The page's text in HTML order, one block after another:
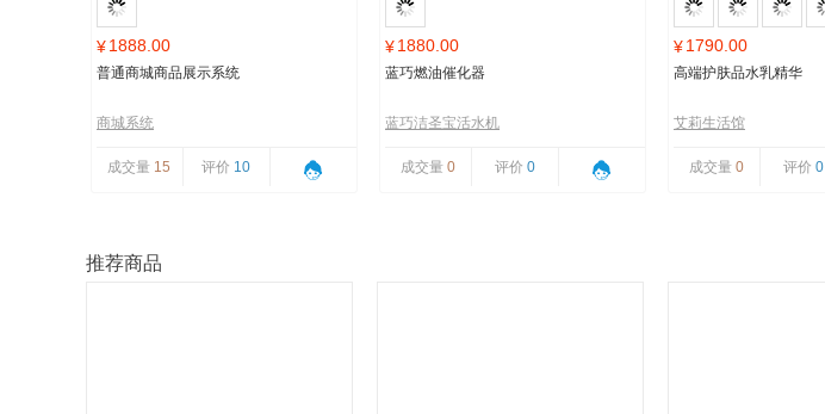
¥1888.00
普通商城商品展示系统
商城系统
成交量 15 评价 10
¥1880.00
蓝巧燃油催化器
蓝巧洁圣宝活水机
成交量 0 评价 0
¥1790.00
高端护肤品水乳精华
艾莉生活馆
成交量 0 评价 0
推荐商品